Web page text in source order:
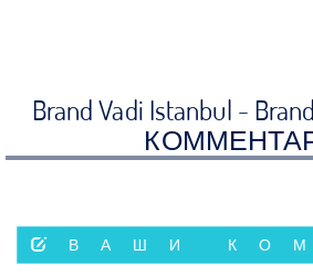
Brand Vadi Istanbul -
ВАШИ